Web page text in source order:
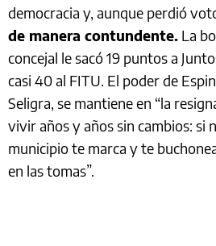
democracia y, aunque perdió
de manera contundente. La
concejal le sacó 19 puntos a
casi 40 al FITU. El poder de
Seligra, se mantiene en “la
vivir años y años sin cambios: si
municipio te marca y te
en las tomas”.